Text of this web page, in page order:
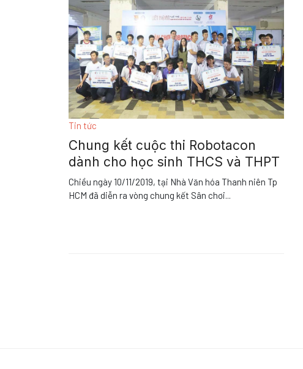
Tin tức
Chung kết cuộc thi Robotacon
dành cho học sinh THCS và THPT
Chiều ngày 10/11/2019, tại Nhà Văn hóa Thanh niên Tp
HCM đã diễn ra vòng chung kết Sân chơi